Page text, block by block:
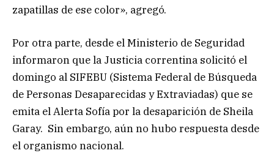
zapatillas de ese color», agregó.
Por otra parte, desde el Ministerio de Seguridad
informaron que la Justicia correntina solicitó el
domingo al SIFEBU (Sistema Federal de Búsqueda
de Personas Desaparecidas y Extraviadas) que se
emita el Alerta Sofía por la desaparición de Sheila
Garay. Sin embargo, aún no hubo respuesta desde
el organismo nacional.